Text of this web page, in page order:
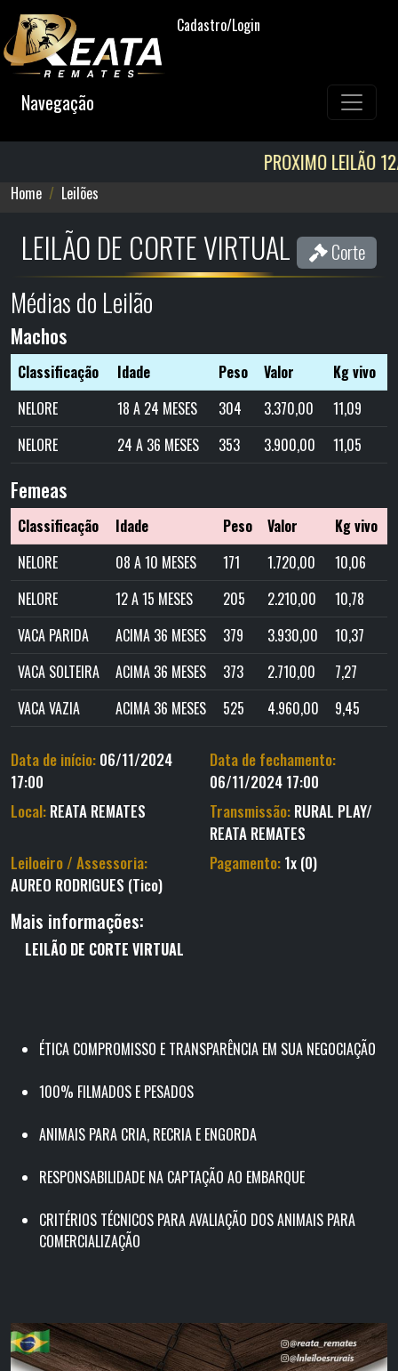
Cadastro/Login
Navegação
PROXIMO LEILÃO 12/08!
Home Leilões
LEILÃO DE CORTE VIRTUAL Corte
Médias do Leilão
Machos
Classificação Idade Peso Valor
Kg vivo
NELORE
18 A 24 MESES 304 3.370,00
11,09
NELORE
24 A 36 MESES 353 3.900,00 11,05
Femeas
Classificação Idade Peso Valor
Kg vivo
NELORE
08 A 10 MESES 171 1.720,00
10,06
NELORE
12 A 15 MESES 205 2.210,00
10,78
VACA PARIDA
ACIMA 36 MESES 379 3.930,00
10,37
VACA SOLTEIRA
ACIMA 36 MESES 373 2.710,00
7,27
VACA VAZIA
ACIMA 36 MESES 525 4.960,00 9,45
Data de início: 06/11/2024
17:00
Data de fechamento:
06/11/2024 17:00
Local: REATA REMATES Transmissão: RURAL PLAY/
REATA REMATES
Leiloeiro / Assessoria:
AUREO RODRIGUES (Tico)
Pagamento: 1x (0)
Mais informações:
LEILÃO DE CORTE VIRTUAL
ÉTICA COMPROMISSO E TRANSPARÊNCIA EM SUA NEGOCIAÇÃO
100% FILMADOS E PESADOS
ANIMAIS PARA CRIA, RECRIA E ENGORDA
RESPONSABILIDADE NA CAPTAÇÃO AO EMBARQUE
CRITÉRIOS TÉCNICOS PARA AVALIAÇÃO DOS ANIMAIS PARA
COMERCIALIZAÇÃO